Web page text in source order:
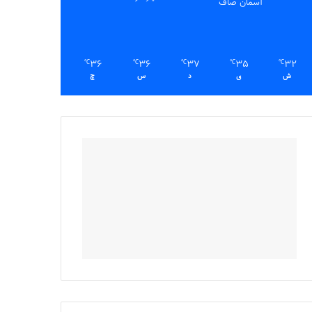
آسمان صاف
32
℃
ش
35
℃
ی
37
℃
د
36
℃
س
36
℃
چ